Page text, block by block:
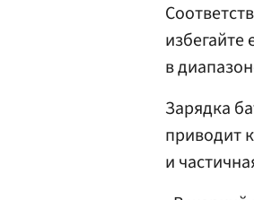
избегайте
в
Зарядка
приводит
и